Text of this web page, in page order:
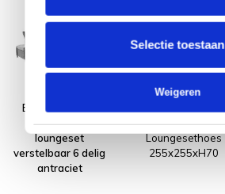
Selectie toestaan
Weigeren
Bilbao premium
stoel bank
loungeset
verstelbaar 6 delig
antraciet
AeroCover
Loungesethoes
255x255xH70